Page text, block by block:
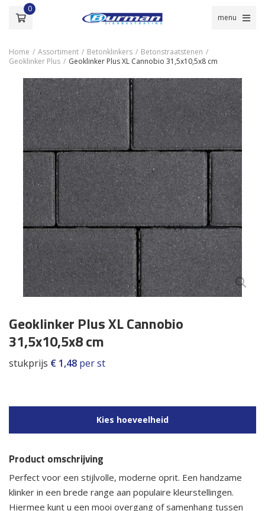
0
menu
Home / Assortiment / Betonklinkers / Betonstraatstenen /
Geoklinker Plus / Geoklinker Plus XL Cannobio 31,5x10,5x8 cm
Geoklinker Plus XL Cannobio
31,5x10,5x8 cm
stukprijs € 1,48 per st
Kies hoeveelheid
Product omschrijving
Perfect voor een stijlvolle, moderne oprit. Een handzame
klinker in een brede range aan populaire kleurstellingen.
Hiermee kunt u een mooi overgang of samenhang tussen